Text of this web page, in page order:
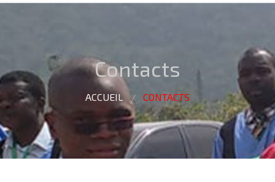
ORGANISATION
NOTRE ENSEIGNEMENT
GALERIE
CONTACTS
Contacts
ACCUEIL CONTACTS